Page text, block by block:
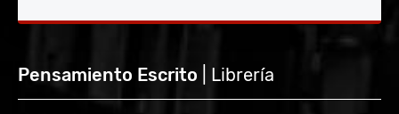
Pensamiento Escrito | Librería